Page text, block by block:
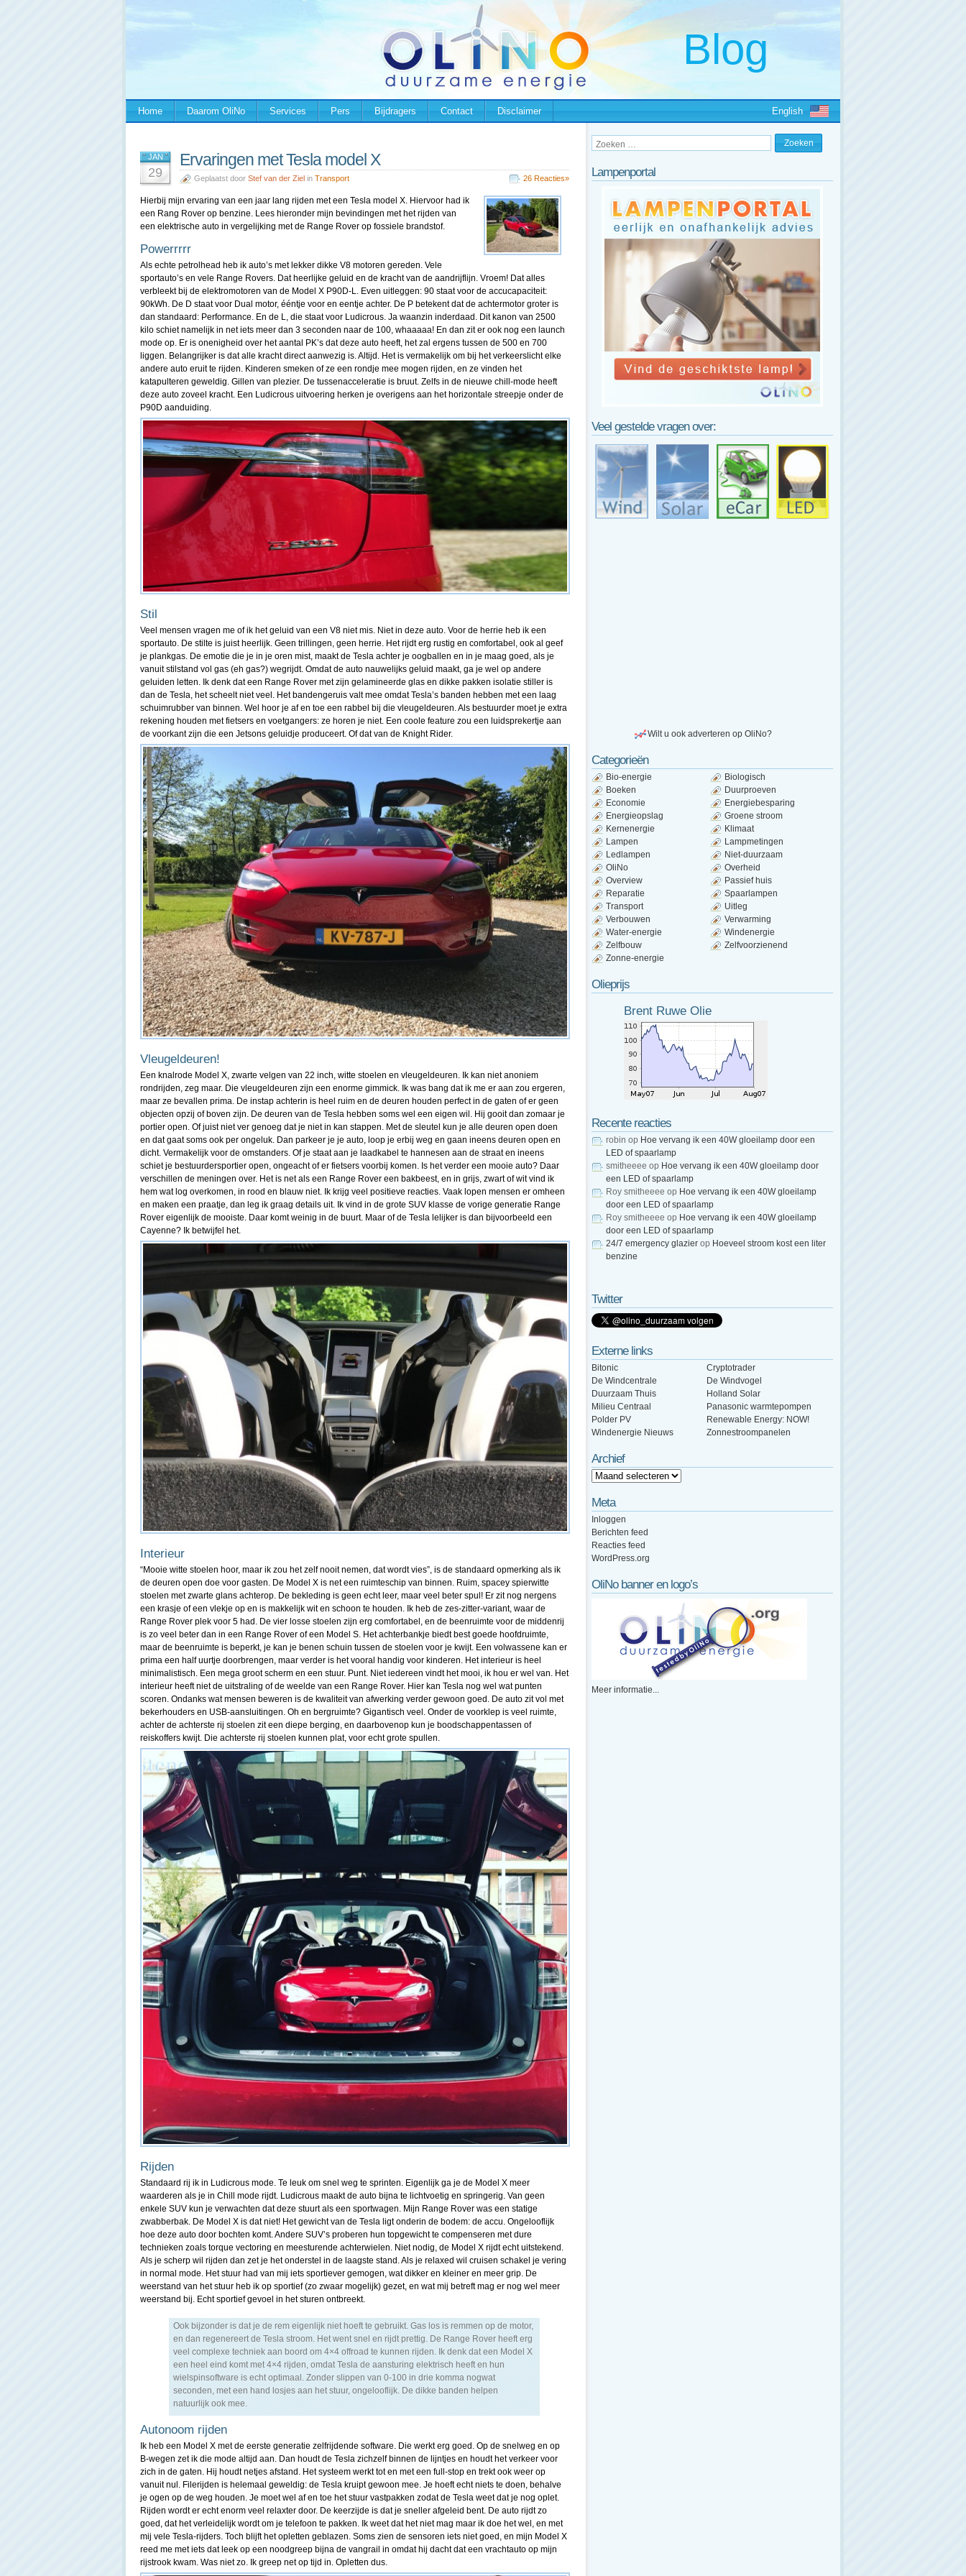
Home Daarom OliNo Services Pers Bijdragers Contact Disclaimer English
JAN
29
Ervaringen met Tesla model X
Geplaatst door Stef van der Ziel in Transport 26 Reacties»
Hierbij mijn ervaring van een jaar lang rijden met een Tesla model X. Hiervoor had ik
een Rang Rover op benzine. Lees hieronder mijn bevindingen met het rijden van
een elektrische auto in vergelijking met de Range Rover op fossiele brandstof.
Powerrrrr
Als echte petrolhead heb ik auto’s met lekker dikke V8 motoren gereden. Vele
sportauto’s en vele Range Rovers. Dat heerlijke geluid en de kracht van de aandrijflijn. Vroem! Dat alles
verbleekt bij de elektromotoren van de Model X P90D-L. Even uitleggen: 90 staat voor de accucapaciteit:
90kWh. De D staat voor Dual motor, ééntje voor en eentje achter. De P betekent dat de achtermotor groter is
dan standaard: Performance. En de L, die staat voor Ludicrous. Ja waanzin inderdaad. Dit kanon van 2500
kilo schiet namelijk in net iets meer dan 3 seconden naar de 100, whaaaaa! En dan zit er ook nog een launch
mode op. Er is onenigheid over het aantal PK’s dat deze auto heeft, het zal ergens tussen de 500 en 700
liggen. Belangrijker is dat alle kracht direct aanwezig is. Altijd. Het is vermakelijk om bij het verkeerslicht elke
andere auto eruit te rijden. Kinderen smeken of ze een rondje mee mogen rijden, en ze vinden het
katapulteren geweldig. Gillen van plezier. De tussenacceleratie is bruut. Zelfs in de nieuwe chill-mode heeft
deze auto zoveel kracht. Een Ludicrous uitvoering herken je overigens aan het horizontale streepje onder de
P90D aanduiding.
Stil
Veel mensen vragen me of ik het geluid van een V8 niet mis. Niet in deze auto. Voor de herrie heb ik een
sportauto. De stilte is juist heerlijk. Geen trillingen, geen herrie. Het rijdt erg rustig en comfortabel, ook al geef
je plankgas. De emotie die je in je oren mist, maakt de Tesla achter je oogballen en in je maag goed, als je
vanuit stilstand vol gas (eh gas?) wegrijdt. Omdat de auto nauwelijks geluid maakt, ga je wel op andere
geluiden letten. Ik denk dat een Range Rover met zijn gelamineerde glas en dikke pakken isolatie stiller is
dan de Tesla, het scheelt niet veel. Het bandengeruis valt mee omdat Tesla’s banden hebben met een laag
schuimrubber van binnen. Wel hoor je af en toe een rabbel bij die vleugeldeuren. Als bestuurder moet je extra
rekening houden met fietsers en voetgangers: ze horen je niet. Een coole feature zou een luidsprekertje aan
de voorkant zijn die een Jetsons geluidje produceert. Of dat van de Knight Rider.
Vleugeldeuren!
Een knalrode Model X, zwarte velgen van 22 inch, witte stoelen en vleugeldeuren. Ik kan niet anoniem
rondrijden, zeg maar. Die vleugeldeuren zijn een enorme gimmick. Ik was bang dat ik me er aan zou ergeren,
maar ze bevallen prima. De instap achterin is heel ruim en de deuren houden perfect in de gaten of er geen
objecten opzij of boven zijn. De deuren van de Tesla hebben soms wel een eigen wil. Hij gooit dan zomaar je
portier open. Of juist niet ver genoeg dat je niet in kan stappen. Met de sleutel kun je alle deuren open doen
en dat gaat soms ook per ongeluk. Dan parkeer je je auto, loop je erbij weg en gaan ineens deuren open en
dicht. Vermakelijk voor de omstanders. Of je staat aan je laadkabel te hannesen aan de straat en ineens
schiet je bestuurdersportier open, ongeacht of er fietsers voorbij komen. Is het verder een mooie auto? Daar
verschillen de meningen over. Het is net als een Range Rover een bakbeest, en in grijs, zwart of wit vind ik
hem wat log overkomen, in rood en blauw niet. Ik krijg veel positieve reacties. Vaak lopen mensen er omheen
en maken een praatje, dan leg ik graag details uit. Ik vind in de grote SUV klasse de vorige generatie Range
Rover eigenlijk de mooiste. Daar komt weinig in de buurt. Maar of de Tesla lelijker is dan bijvoorbeeld een
Cayenne? Ik betwijfel het.
Interieur
“Mooie witte stoelen hoor, maar ik zou het zelf nooit nemen, dat wordt vies”, is de standaard opmerking als ik
de deuren open doe voor gasten. De Model X is net een ruimteschip van binnen. Ruim, spacey spierwitte
stoelen met zwarte glans achterop. De bekleding is geen echt leer, maar veel beter spul! Er zit nog nergens
een krasje of een vlekje op en is makkelijk wit en schoon te houden. Ik heb de zes-zitter-variant, waar de
Range Rover plek voor 5 had. De vier losse stoelen zijn erg comfortabel, en de beenruimte voor de middenrij
is zo veel beter dan in een Range Rover of een Model S. Het achterbankje biedt best goede hoofdruimte,
maar de beenruimte is beperkt, je kan je benen schuin tussen de stoelen voor je kwijt. Een volwassene kan er
prima een half uurtje doorbrengen, maar verder is het vooral handig voor kinderen. Het interieur is heel
minimalistisch. Een mega groot scherm en een stuur. Punt. Niet iedereen vindt het mooi, ik hou er wel van. Het
interieur heeft niet de uitstraling of de weelde van een Range Rover. Hier kan Tesla nog wel wat punten
scoren. Ondanks wat mensen beweren is de kwaliteit van afwerking verder gewoon goed. De auto zit vol met
bekerhouders en USB-aansluitingen. Oh en bergruimte? Gigantisch veel. Onder de voorklep is veel ruimte,
achter de achterste rij stoelen zit een diepe berging, en daarbovenop kun je boodschappentassen of
reiskoffers kwijt. Die achterste rij stoelen kunnen plat, voor echt grote spullen.
Rijden
Standaard rij ik in Ludicrous mode. Te leuk om snel weg te sprinten. Eigenlijk ga je de Model X meer
waarderen als je in Chill mode rijdt. Ludicrous maakt de auto bijna te lichtvoetig en springerig. Van geen
enkele SUV kun je verwachten dat deze stuurt als een sportwagen. Mijn Range Rover was een statige
zwabberbak. De Model X is dat niet! Het gewicht van de Tesla ligt onderin de bodem: de accu. Ongelooflijk
hoe deze auto door bochten komt. Andere SUV’s proberen hun topgewicht te compenseren met dure
technieken zoals torque vectoring en meesturende achterwielen. Niet nodig, de Model X rijdt echt uitstekend.
Als je scherp wil rijden dan zet je het onderstel in de laagste stand. Als je relaxed wil cruisen schakel je vering
in normal mode. Het stuur had van mij iets sportiever gemogen, wat dikker en kleiner en meer grip. De
weerstand van het stuur heb ik op sportief (zo zwaar mogelijk) gezet, en wat mij betreft mag er nog wel meer
weerstand bij. Echt sportief gevoel in het sturen ontbreekt.
Ook bijzonder is dat je de rem eigenlijk niet hoeft te gebruikt. Gas los is remmen op de motor,
en dan regenereert de Tesla stroom. Het went snel en rijdt prettig. De Range Rover heeft erg
veel complexe techniek aan boord om 4×4 offroad te kunnen rijden. Ik denk dat een Model X
een heel eind komt met 4×4 rijden, omdat Tesla de aansturing elektrisch heeft en hun
wielspinsoftware is echt optimaal. Zonder slippen van 0-100 in drie komma nogwat
seconden, met een hand losjes aan het stuur, ongelooflijk. De dikke banden helpen
natuurlijk ook mee.
Autonoom rijden
Ik heb een Model X met de eerste generatie zelfrijdende software. Die werkt erg goed. Op de snelweg en op
B-wegen zet ik die mode altijd aan. Dan houdt de Tesla zichzelf binnen de lijntjes en houdt het verkeer voor
zich in de gaten. Hij houdt netjes afstand. Het systeem werkt tot en met een full-stop en trekt ook weer op
vanuit nul. Filerijden is helemaal geweldig: de Tesla kruipt gewoon mee. Je hoeft echt niets te doen, behalve
je ogen op de weg houden. Je moet wel af en toe het stuur vastpakken zodat de Tesla weet dat je nog oplet.
Rijden wordt er echt enorm veel relaxter door. De keerzijde is dat je sneller afgeleid bent. De auto rijdt zo
goed, dat het verleidelijk wordt om je telefoon te pakken. Ik weet dat het niet mag maar ik doe het wel, en met
mij vele Tesla-rijders. Toch blijft het opletten geblazen. Soms zien de sensoren iets niet goed, en mijn Model X
reed me met iets dat leek op een noodgreep bijna de vangrail in omdat hij dacht dat een vrachtauto op mijn
rijstrook kwam. Was niet zo. Ik greep net op tijd in. Opletten dus.
Lampenportal
Veel gestelde vragen over:
Wilt u ook adverteren op OliNo?
Categorieën
Bio-energie
Biologisch
Boeken
Duurproeven
Economie
Energiebesparing
Energieopslag
Groene stroom
Kernenergie
Klimaat
Lampen
Lampmetingen
Ledlampen
Niet-duurzaam
OliNo
Overheid
Overview
Passief huis
Reparatie
Spaarlampen
Transport
Uitleg
Verbouwen
Verwarming
Water-energie
Windenergie
Zelfbouw
Zelfvoorzienend
Zonne-energie
Olieprijs
Brent Ruwe Olie
Recente reacties
robin op Hoe vervang ik een 40W gloeilamp door een
LED of spaarlamp
smitheeee op Hoe vervang ik een 40W gloeilamp door
een LED of spaarlamp
Roy smitheeee op Hoe vervang ik een 40W gloeilamp
door een LED of spaarlamp
Roy smitheeee op Hoe vervang ik een 40W gloeilamp
door een LED of spaarlamp
24/7 emergency glazier op Hoeveel stroom kost een liter
benzine
Twitter
Externe links
Bitonic
Cryptotrader
De Windcentrale
De Windvogel
Duurzaam Thuis
Holland Solar
Milieu Centraal
Panasonic warmtepompen
Polder PV
Renewable Energy: NOW!
Windenergie Nieuws
Zonnestroompanelen
Archief
Meta
Inloggen
Berichten feed
Reacties feed
WordPress.org
OliNo banner en logo’s
Meer informatie...